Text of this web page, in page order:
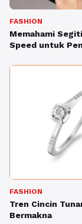
FASHION
Memahami
Speed untuk
FASHION
Tren Cincin
Bermakna